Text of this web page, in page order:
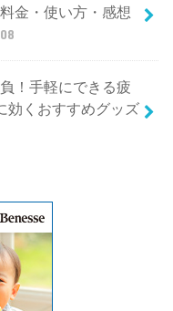
金・使い方・感想
！手軽にできる疲
効くおすすめグッズ